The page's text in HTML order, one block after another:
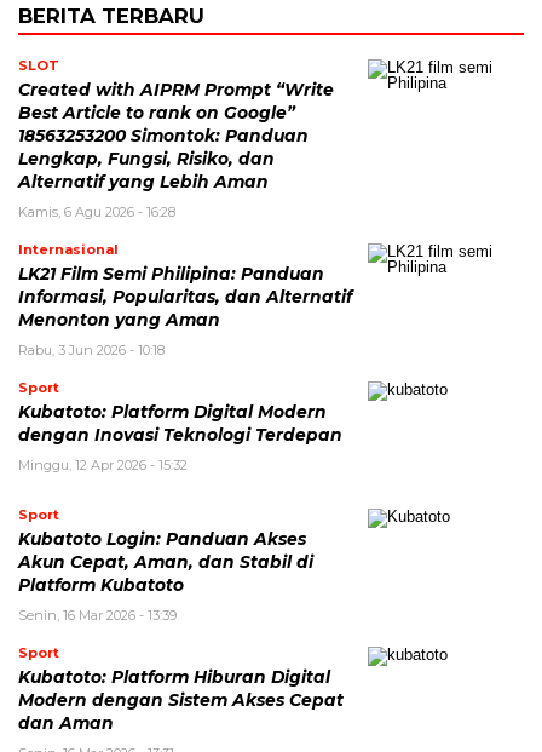
BERITA TERBARU
SLOT
Created with AIPRM Prompt “Write
Best Article to rank on Google”
18563253200 Simontok: Panduan
Lengkap, Fungsi, Risiko, dan
Alternatif yang Lebih Aman
Kamis, 6 Agu 2026 - 16:28
Internasional
LK21 Film Semi Philipina: Panduan
Informasi, Popularitas, dan Alternatif
Menonton yang Aman
Rabu, 3 Jun 2026 - 10:18
Sport
Kubatoto: Platform Digital Modern
dengan Inovasi Teknologi Terdepan
Minggu, 12 Apr 2026 - 15:32
Sport
Kubatoto Login: Panduan Akses
Akun Cepat, Aman, dan Stabil di
Platform Kubatoto
Senin, 16 Mar 2026 - 13:39
Sport
Kubatoto: Platform Hiburan Digital
Modern dengan Sistem Akses Cepat
dan Aman